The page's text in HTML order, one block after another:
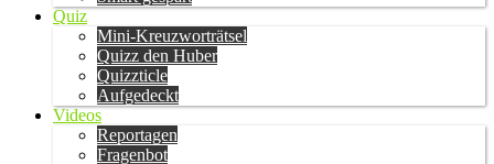
Quiz
Mini-Kreuzworträtsel
Quizz den Huber
Quizzticle
Aufgedeckt
Videos
Reportagen
Fragenbot